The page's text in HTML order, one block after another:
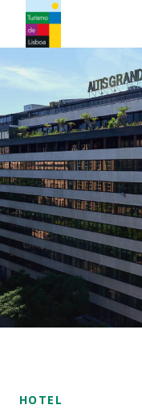
Turismo de
HOTEL